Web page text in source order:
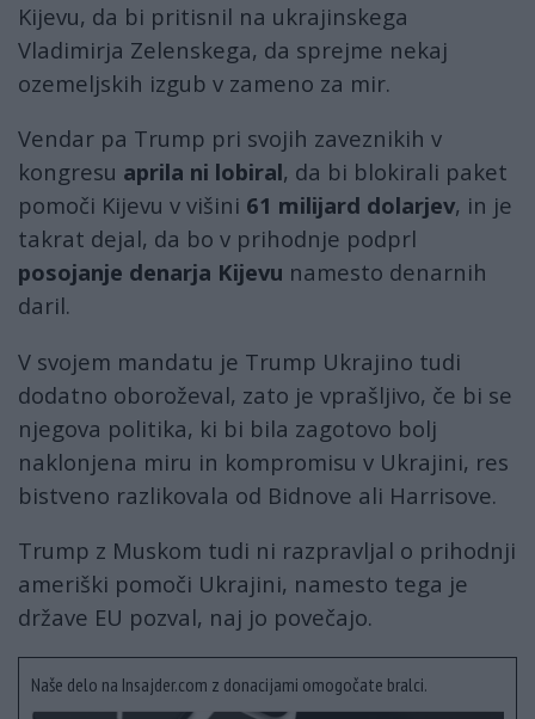
Kijevu, da bi pritisnil na ukrajinskega
Vladimirja Zelenskega, da sprejme nekaj
ozemeljskih izgub v zameno za mir.
Vendar pa Trump pri svojih zaveznikih v
kongresu aprila ni lobiral, da bi blokirali paket
pomoči Kijevu v višini 61 milijard dolarjev, in je
takrat dejal, da bo v prihodnje podprl
posojanje denarja Kijevu namesto denarnih
daril.
V svojem mandatu je Trump Ukrajino tudi
dodatno oboroževal, zato je vprašljivo, če bi se
njegova politika, ki bi bila zagotovo bolj
naklonjena miru in kompromisu v Ukrajini, res
bistveno razlikovala od Bidnove ali Harrisove.
Trump z Muskom tudi ni razpravljal o prihodnji
ameriški pomoči Ukrajini, namesto tega je
države EU pozval, naj jo povečajo.
Naše delo na Insajder.com z donacijami omogočate bralci.